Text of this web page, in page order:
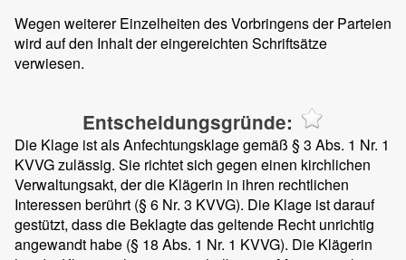
Wegen weiterer Einzelheiten des Vorbringens der Parteien
wird auf den Inhalt der eingereichten Schriftsätze
verwiesen.
Entscheidungsgründe:
Die Klage ist als Anfechtungsklage gemäß § 3 Abs. 1 Nr. 1
KVVG zulässig. Sie richtet sich gegen einen kirchlichen
Verwaltungsakt, der die Klägerin in ihren rechtlichen
Interessen berührt (§ 6 Nr. 3 KVVG). Die Klage ist darauf
gestützt, dass die Beklagte das geltende Recht unrichtig
angewandt habe (§ 18 Abs. 1 Nr. 1 KVVG). Die Klägerin